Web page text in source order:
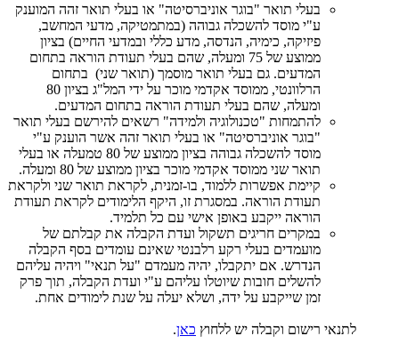
בעלי תואר "בוגר אוניברסיטה" או בעלי תואר זהה המוענק
ע"י מוסד להשכלה גבוהה (במתמטיקה, מדעי המחשב,
פיזיקה, כימיה, הנדסה, מדע כללי ובמדעי החיים) בציון
ממוצע של 75 ומעלה, שהם בעלי תעודת הוראה בתחום
המדעים. גם בעלי תואר מוסמך (תואר שני) בתחום
הרלוונטי, ממוסד אקדמי מוכר על ידי המל"ג בציון 80
ומעלה, שהם בעלי תעודת הוראה בתחום המדעים.
להתמחות "טכנולוגיה ולמידה" רשאים להירשם בעלי תואר
"בוגר אוניברסיטה" או בעלי תואר זהה אשר הוענק ע"י
מוסד להשכלה גבוהה בציון ממוצע של 80 טמעלה או בעלי
תואר שני ממוסד אקדמי מוכר בציון ממוצע של 80 ומעלה.
קיימת אפשרות ללמוד, בו-זמנית, לקראת תואר שני ולקראת
תעודת הוראה. במסגרת זו, היקף הלימודים לקראת תעודת
הוראה ייקבע באופן אישי עם כל תלמיד.
במקרים חריגים תשקול ועדת הקבלה את קבלתם של
מועמדים בעלי רקע רלבנטי שאינם עומדים בסף הקבלה
הנדרש. אם יתקבלו, יהיה מעמדם "על תנאי" ויהיה עליהם
להשלים חובות שיוטלו עליהם ע"י ועדת הקבלה, תוך פרק
זמן שייקבע על ידה, ושלא יעלה על שנת לימודים אחת.
לתנאי רישום וקבלה יש ללחוץ כאן.